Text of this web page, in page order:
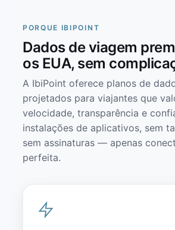
PORQUE IBIPOINT
Dados de viagem
os EUA, sem
A IbiPoint oferece planos de
projetados para viajantes que
velocidade, transparência e
instalações de aplicativos, sem
sem assinaturas — apenas
perfeita.